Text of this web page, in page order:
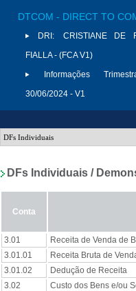
DTCOM - DIRECT TO
DRI:
CRISTIANE DE
FIALLA - (FCA V1)
Informações
30/06/2024 - V1